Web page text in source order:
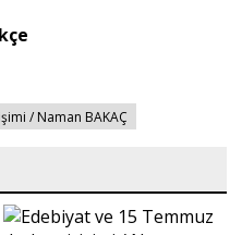
/ Naman BAKAÇ